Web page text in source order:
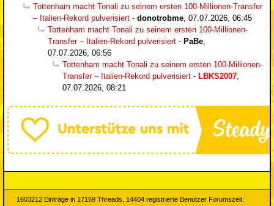
Tottenham macht Tonali zu seinem ersten 100-Millionen-Transfer
– Italien-Rekord pulverisiert - donotrobme 07.07.2026, 06:45
Tottenham macht Tonali zu seinem ersten 100-Millionen-
Transfer – Italien-Rekord pulverisiert - PaBe
07.07.2026, 06:56
Tottenham macht Tonali zu seinem ersten 100-Millionen-
Transfer – Italien-Rekord pulverisiert - LBKS2007
07.07.2026, 08:21
1603212 Einträge in 17159 Threads, 14404 registrierte Benutzer Forumszeit: